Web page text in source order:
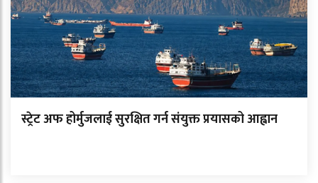
स्ट्रेट अफ होर्मुजलाई सुरक्षित गर्न संयुक्त प्रयासको आह्वान